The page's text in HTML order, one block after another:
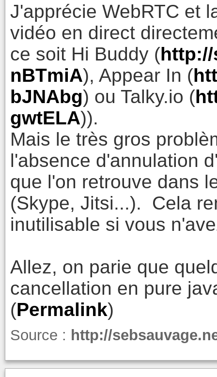
J'apprécie WebRTC et
vidéo en direct
ce soit Hi Buddy (http://
nBTmiA), Appear In (
bJNAbg) ou Talky.io (
gwtELA)).
Mais le très gros
l'absence d'annulation
que l'on retrouve dans
(Skype, Jitsi...). Cela
inutilisable si vous
Allez, on parie que
cancellation en pure
(Permalink)
Source : http://